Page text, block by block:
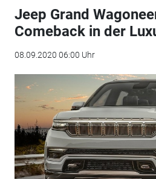
Jeep Grand
Comeback in der
08.09.2020 06:00 Uhr